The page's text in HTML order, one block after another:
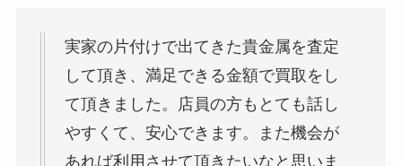
実家の片付けで出てきた貴金属を査定
して頂き、満足できる金額で買取をし
て頂きました。店員の方もとても話し
やすくて、安心できます。また機会が
あれば利用させて頂きたいなと思いま